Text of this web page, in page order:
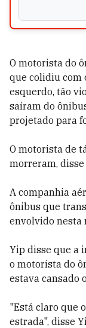
O motorista do
que colidiu com
esquerdo, tão
saíram do
projetado para
O motorista de
morreram, disse
A companhia
ônibus que
envolvido nesta
Yip disse que a
o motorista do
estava cansado
"Está claro que
estrada", disse